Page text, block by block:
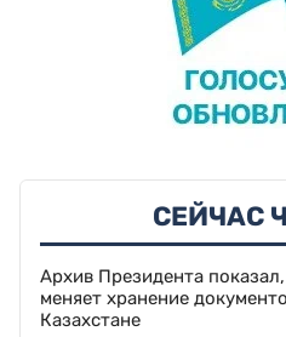
СЕЙЧАС
Архив Президента
меняет хранение
Казахстане